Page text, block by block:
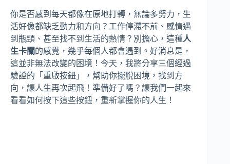
你是否感到每天都像在原地打轉，無論多努力，生
活好像都缺乏動力和方向？工作停滯不前、感情遇
到瓶頸、甚至找不到生活的熱情？別擔心，這種人
生卡關的感覺，幾乎每個人都會遇到。好消息是，
這並非無法改變的困境！今天，我將分享三個經過
驗證的「重啟按鈕」，幫助你擺脫困境，找到方
向，讓人生再次起飛！準備好了嗎？讓我們一起來
看看如何按下這些按鈕，重新掌握你的人生！